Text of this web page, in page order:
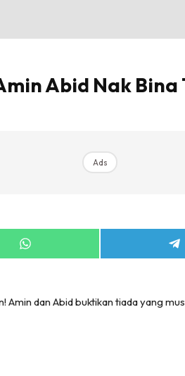
Abid Nak
Ads
Share
on on
Amin dan Abid buktikan tiada yang